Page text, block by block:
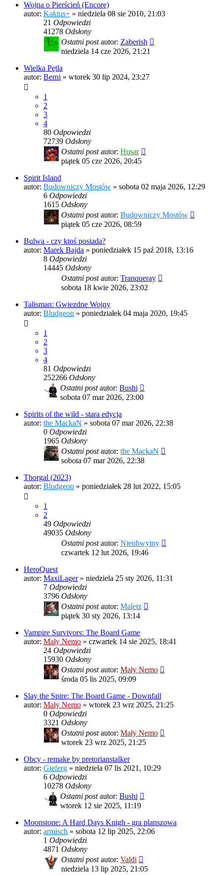
Wojna o Pierścień (Encore)
autor: Kaktus+ » niedziela 08 sie 2010, 21:03
21 Odpowiedzi
41278 Odsłony
Ostatni postautor: Zaberish
niedziela 14 cze 2026, 21:21
Wielka Pętla
autor: Berni » wtorek 30 lip 2024, 23:27
1
2
3
4
80 Odpowiedzi
72739 Odsłony
Ostatni postautor: Husar
piątek 05 cze 2026, 20:45
Spirit Island
autor: Budowniczy Mostów » sobota 02 maja 2026, 12:29
6 Odpowiedzi
1615 Odsłony
Ostatni postautor: Budowniczy Mostów
piątek 05 cze 2026, 08:59
Bulwa - czy ktoś posiada?
autor: Marek Bajda » poniedziałek 15 paź 2018, 13:16
8 Odpowiedzi
14445 Odsłony
Ostatni postautor: Tranqueray
sobota 18 kwie 2026, 23:02
Talisman: Gwiezdne Wojny
autor: Bludgeon » poniedziałek 04 maja 2020, 19:45
1
2
3
4
81 Odpowiedzi
252266 Odsłony
Ostatni postautor: Bushi
sobota 07 mar 2026, 23:00
Spirits of the wild - stara edycja
autor: the MackaN » sobota 07 mar 2026, 22:38
0 Odpowiedzi
1965 Odsłony
Ostatni postautor: the MackaN
sobota 07 mar 2026, 22:38
Thorgal (2023)
autor: Bludgeon » poniedziałek 28 lut 2022, 15:05
1
2
49 Odpowiedzi
49035 Odsłony
Ostatni postautor: Nieuhwytny
czwartek 12 lut 2026, 19:46
HeroQuest
autor: MaxiLager» niedziela 25 sty 2026, 11:31
7 Odpowiedzi
3796 Odsłony
Ostatni postautor: Maletz
piątek 30 sty 2026, 13:14
Vampire Survivors: The Board Game
autor: Mały Nemo » czwartek 14 sie 2025, 18:41
24 Odpowiedzi
15930 Odsłony
Ostatni postautor: Mały Nemo
środa 05 lis 2025, 09:09
Slay the Spire: The Board Game - Downfall
autor: Mały Nemo » wtorek 23 wrz 2025, 21:25
0 Odpowiedzi
3321 Odsłony
Ostatni postautor: Mały Nemo
wtorek 23 wrz 2025, 21:25
Obcy - remake by pretorianstalker
autor: Gieferg » niedziela 07 lis 2021, 10:29
6 Odpowiedzi
10278 Odsłony
Ostatni postautor: Bushi
wtorek 12 sie 2025, 11:19
Moonstone: A Hard Days Knigh - gra planszowa
autor: armisch » sobota 12 lip 2025, 22:06
1 Odpowiedzi
4871 Odsłony
Ostatni postautor: Valdi
niedziela 13 lip 2025, 21:05